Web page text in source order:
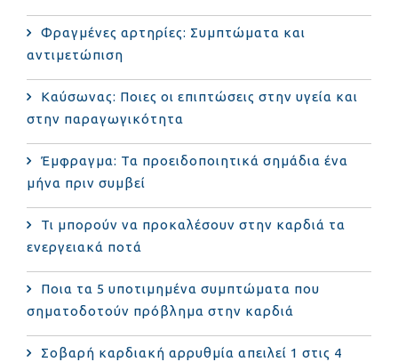
Φραγμένες αρτηρίες: Συμπτώματα και
αντιμετώπιση
Καύσωνας: Ποιες οι επιπτώσεις στην υγεία και
στην παραγωγικότητα
Έμφραγμα: Τα προειδοποιητικά σημάδια ένα
μήνα πριν συμβεί
Τι μπορούν να προκαλέσουν στην καρδιά τα
ενεργειακά ποτά
Ποια τα 5 υποτιμημένα συμπτώματα που
σηματοδοτούν πρόβλημα στην καρδιά
Σοβαρή καρδιακή αρρυθμία απειλεί 1 στις 4